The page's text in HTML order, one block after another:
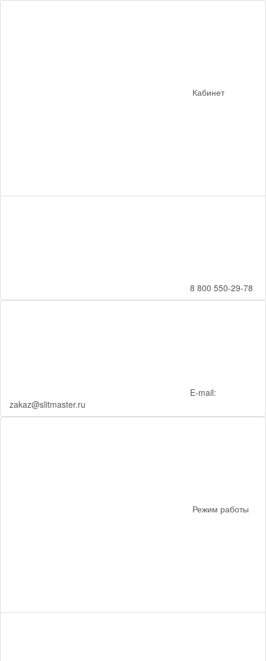
Кабинет
8 800 550-29-78
E-mail:
zakaz@slitmaster.ru
Режим работы